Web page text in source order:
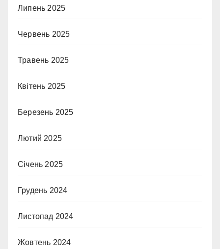
Липень 2025
Червень 2025
Травень 2025
Квітень 2025
Березень 2025
Лютий 2025
Січень 2025
Грудень 2024
Листопад 2024
Жовтень 2024